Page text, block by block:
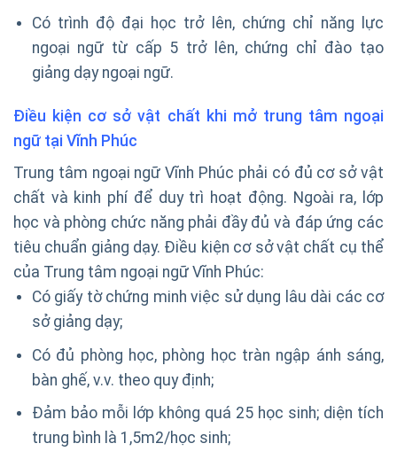
Có trình độ đại học trở lên, chứng chỉ năng lực
ngoại ngữ từ cấp 5 trở lên, chứng chỉ đào tạo
giảng dạy ngoại ngữ.
Điều kiện cơ sở vật chất khi mở trung tâm ngoại
ngữ tại Vĩnh Phúc
Trung tâm ngoại ngữ Vĩnh Phúc phải có đủ cơ sở vật
chất và kinh phí để duy trì hoạt động. Ngoài ra, lớp
học và phòng chức năng phải đầy đủ và đáp ứng các
tiêu chuẩn giảng dạy. Điều kiện cơ sở vật chất cụ thể
của Trung tâm ngoại ngữ Vĩnh Phúc:
Có giấy tờ chứng minh việc sử dụng lâu dài các cơ
sở giảng dạy;
Có đủ phòng học, phòng học tràn ngập ánh sáng,
bàn ghế, v.v. theo quy định;
Đảm bảo mỗi lớp không quá 25 học sinh; diện tích
trung bình là 1,5m2/học sinh;